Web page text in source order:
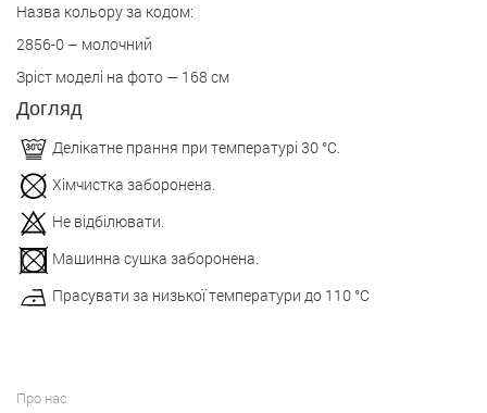
Назва кольору за кодом:
2856-0 – молочний
Зріст моделі на фото — 168 см
Догляд
Делікатне прання при температурі 30 °С.
Хімчистка заборонена.
Не відбілювати.
Машинна сушка заборонена.
Прасувати за низької температури до 110 °С
Про нас